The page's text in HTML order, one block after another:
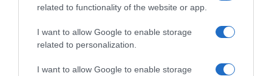
related to functionality of the website or app.
I want to allow Google to enable storage
related to personalization.
I want to allow Google to enable storage